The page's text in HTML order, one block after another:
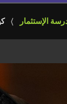
الإستثمار